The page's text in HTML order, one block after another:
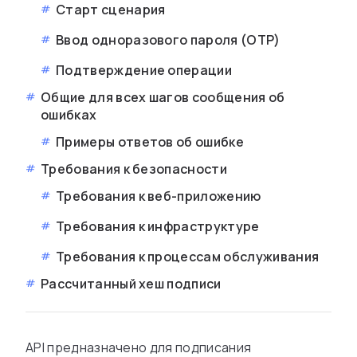
Старт сценария
Ввод одноразового пароля (OTP)
Подтверждение операции
Общие для всех шагов сообщения об
ошибках
Примеры ответов об ошибке
Требования к безопасности
Требования к веб-приложению
Требования к инфраструктуре
Требования к процессам обслуживания
Рассчитанный хеш подписи
API предназначено для подписания